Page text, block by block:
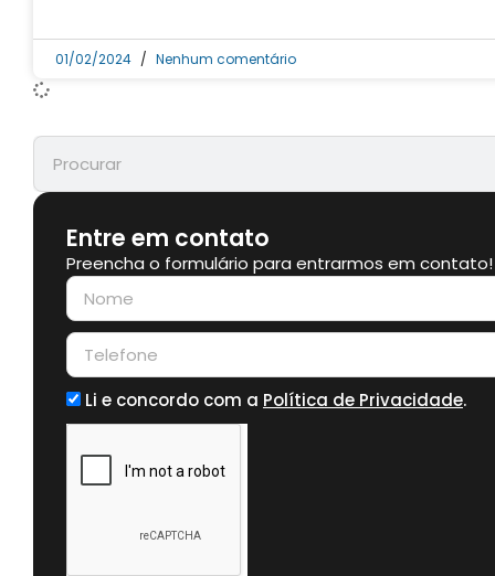
01/02/2024 Nenhum comentário
Entre em contato
Preencha o formulário para entrarmos em contato!
Li e concordo com a Política de Privacidade.